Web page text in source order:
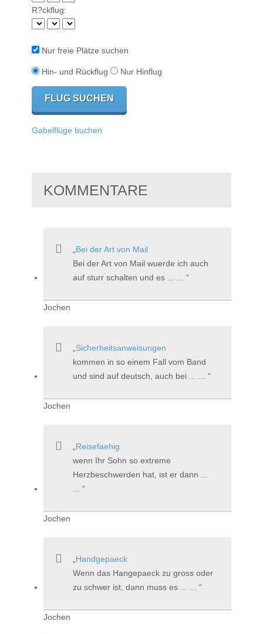
R?ckflug:
Nur freie Plätze suchen
Hin- und Rückflug Nur Hinflug
Gabelflüge buchen
KOMMENTARE
Bei der Art von Mail
Bei der Art von Mail wuerde ich auch
auf sturr schalten und es ... ...
Jochen
Sicherheitsanweisungen
kommen in so einem Fall vom Band
und sind auf deutsch, auch bei ... ...
Jochen
Reisefaehig
wenn Ihr Sohn so extreme
Herzbeschwerden hat, ist er dann ...
...
Jochen
Handgepaeck
Wenn das Hangepaeck zu gross oder
zu schwer ist, dann muss es ... ...
Jochen